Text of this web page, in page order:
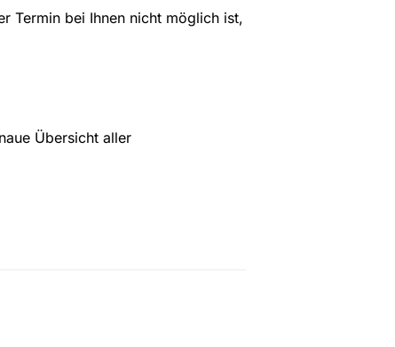
Termin bei Ihnen nicht möglich ist,
Übersicht aller